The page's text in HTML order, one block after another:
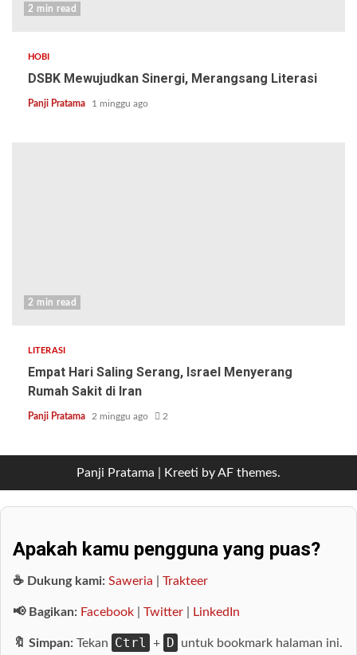
2 min read
HOBI
DSBK Mewujudkan Sinergi, Merangsang Literasi
Panji Pratama 1 minggu ago
2 min read
LITERASI
Empat Hari Saling Serang, Israel Menyerang
Rumah Sakit di Iran
Panji Pratama 2 minggu ago 2
Panji Pratama Kreeti by AF themes.
Apakah kamu pengguna yang puas?
☕ Dukung kami: Saweria Trakteer
📢 Bagikan: Facebook Twitter LinkedIn
🔖 Simpan: Tekan Ctrl + D untuk bookmark halaman ini.